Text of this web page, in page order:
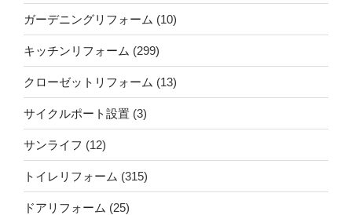
ガーデニングリフォーム (10)
キッチンリフォーム (299)
クローゼットリフォーム (13)
サイクルポート設置 (3)
サンライフ (12)
トイレリフォーム (315)
ドアリフォーム (25)